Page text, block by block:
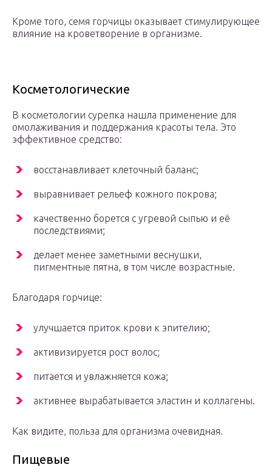
Кроме того, семя горчицы оказывает стимулирующее
влияние на кроветворение в организме.
Косметологические
В косметологии сурепка нашла применение для
омолаживания и поддержания красоты тела. Это
эффективное средство:
восстанавливает клеточный баланс;
выравнивает рельеф кожного покрова;
качественно борется с угревой сыпью и её
последствиями;
делает менее заметными веснушки,
пигментные пятна, в том числе возрастные.
Благодаря горчице:
улучшается приток крови к эпителию;
активизируется рост волос;
питается и увлажняется кожа;
активнее вырабатывается эластин и коллагены.
Как видите, польза для организма очевидная.
Пищевые